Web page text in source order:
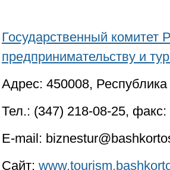
Государственный комитет
предпринимательству и
Адрес: 450008,
Тел.: (347) 218-08-25, факс:
E-mail:
Сайт: